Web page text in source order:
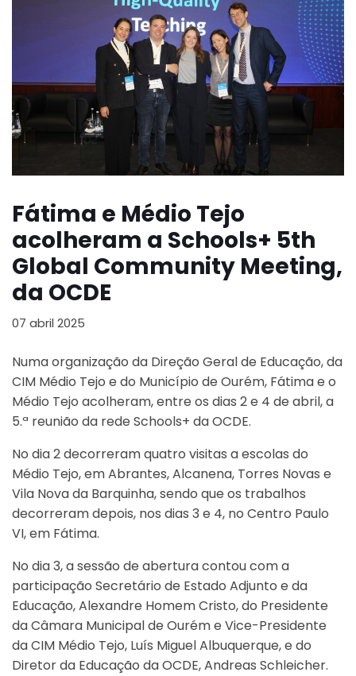
Fátima e Médio Tejo
acolheram a Schools+ 5th
Global Community Meeting,
da OCDE
07 abril 2025
Numa organização da Direção Geral de Educação, da
CIM Médio Tejo e do Município de Ourém, Fátima e o
Médio Tejo acolheram, entre os dias 2 e 4 de abril, a
5.ª reunião da rede Schools+ da OCDE.
No dia 2 decorreram quatro visitas a escolas do
Médio Tejo, em Abrantes, Alcanena, Torres Novas e
Vila Nova da Barquinha, sendo que os trabalhos
decorreram depois, nos dias 3 e 4, no Centro Paulo
VI, em Fátima.
No dia 3, a sessão de abertura contou com a
participação Secretário de Estado Adjunto e da
Educação, Alexandre Homem Cristo, do Presidente
da Câmara Municipal de Ourém e Vice-Presidente
da CIM Médio Tejo, Luís Miguel Albuquerque, e do
Diretor da Educação da OCDE, Andreas Schleicher.